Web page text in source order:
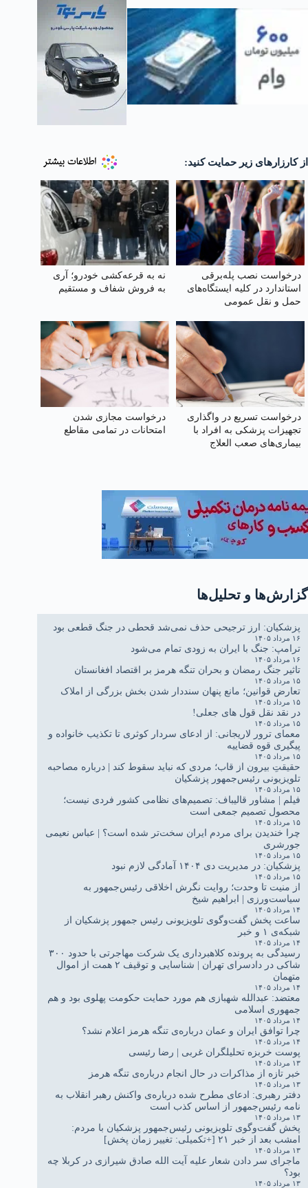
از کارزارهای زیر حمایت کنید:
درخواست نصب پله‌برقی
استاندارد در کلیه ایستگاه‌های
حمل‌ و نقل عمومی
نه به قرعه‌کشی خودرو؛ آری
به فروش شفاف و مستقیم
درخواست تسریع در واگذاری
تجهیزات پزشکی به افراد با
بیماری‌های صعب العلاج
درخواست مجازی شدن
امتحانات در تمامی مقاطع
گزارش‌ها و تحلیل‌ها
پزشکیان: ارز ترجیحی حذف نمی‌شد قحطی در جنگ قطعی بود
۱۶ مرداد ۱۴۰۵
ترامپ: جنگ با ایران به زودی تمام می‌شود
۱۶ مرداد ۱۴۰۵
تاثیر جنگ رمضان و بحران تنگه هرمز بر اقتصاد افغانستان
۱۵ مرداد ۱۴۰۵
تعارض قوانین؛ مانع پنهان سنددار شدن بخش بزرگی از املاک
۱۵ مرداد ۱۴۰۵
در نقد نقل قول های جعلی!
۱۵ مرداد ۱۴۰۵
معمای ترور لاریجانی: از ادعای سردار کوثری تا تکذیب خانواده و
پیگیری قوه قضاییه
۱۵ مرداد ۱۴۰۵
حقیقتِ بیرون از قاب؛ مردی که نباید سقوط کند | درباره مصاحبه
تلویزیونی رئیس‌جمهور پزشکیان
۱۵ مرداد ۱۴۰۵
فیلم | مشاور قالیباف: تصمیم‌های نظامی کشور فردی نیست؛
محصول تصمیم جمعی است
۱۵ مرداد ۱۴۰۵
چرا خندیدن برای مردم ایران سخت‌تر شده است؟ | عباس نعیمی
جورشری
۱۵ مرداد ۱۴۰۵
پزشکیان: در مدیریت دی ۱۴۰۴ آمادگی لازم نبود
۱۵ مرداد ۱۴۰۵
از منیت تا وحدت؛ روایت نگرش اخلاقی رئیس‌جمهور به
سیاست‌ورزی | ابراهیم شیخ
۱۴ مرداد ۱۴۰۵
ساعت پخش گفت‌وگوی تلویزیونی رئیس جمهور پزشکیان از
شبکه‌ی ۱ و خبر
۱۴ مرداد ۱۴۰۵
رسیدگی به پرونده کلاهبرداری یک شرکت مهاجرتی با حدود ۳۰۰
شاکی در دادسرای تهران | شناسایی و توقیف ۲ همت از اموال
متهمان
۱۴ مرداد ۱۴۰۵
معتضد: عبدالله شهبازی هم مورد حمایت حکومت پهلوی بود و هم
جمهوری اسلامی
۱۴ مرداد ۱۴۰۵
چرا توافق ایران و عمان درباره‌ی تنگه هرمز اعلام نشد؟
۱۴ مرداد ۱۴۰۵
پوست خربزه تحلیلگران غربی | رضا رئیسی
۱۳ مرداد ۱۴۰۵
خبر تازه از مذاکرات در حال انجام درباره‌ی تنگه هرمز
۱۳ مرداد ۱۴۰۵
دفتر رهبری: ادعای مطرح شده درباره‌ی واکنش رهبر انقلاب به
نامه رئیس‌جمهور از اساس کذب است
۱۳ مرداد ۱۴۰۵
پخش گفت‌وگوی تلویزیونی رئیس‌جمهور پزشکیان با مردم:
امشب بعد از خبر ۲۱ [+تکمیلی: تغییر زمان پخش]
۱۳ مرداد ۱۴۰۵
ماجرای سر دادن شعار علیه آیت الله صادق شیرازی در کربلا چه
بود؟
۱۳ مرداد ۱۴۰۵